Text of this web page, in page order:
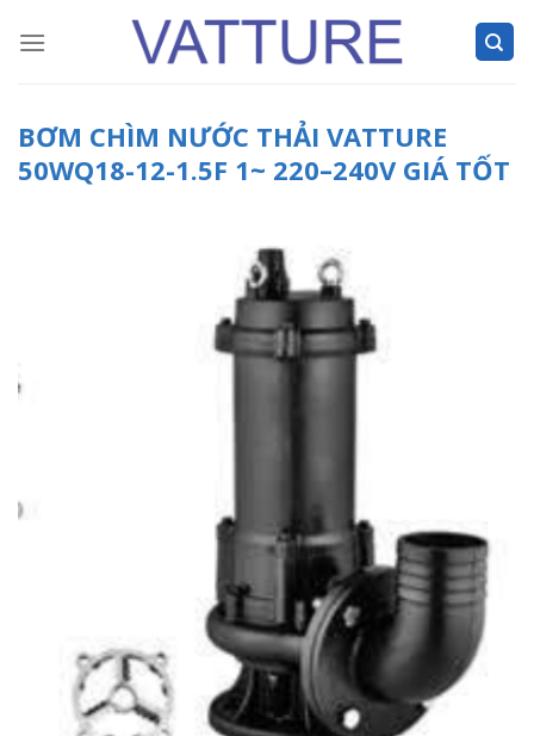
BƠM CHÌM NƯỚC THẢI VATTURE
50WQ18-12-1.5F 1~ 220–240V GIÁ TỐT